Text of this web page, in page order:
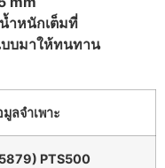
ำหนักเต็มที่
บมาให้ทนทาน
ลจำเพาะ
PTS500